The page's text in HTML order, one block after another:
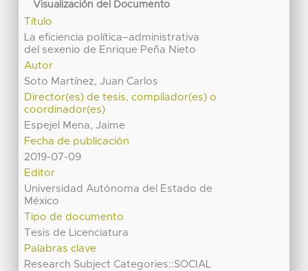
Visualización del Documento
Título
La eficiencia política–administrativa
del sexenio de Enrique Peña Nieto
Autor
Soto Martínez, Juan Carlos
Director(es) de tesis, compilador(es) o
coordinador(es)
Espejel Mena, Jaime
Fecha de publicación
2019-07-09
Editor
Universidad Autónoma del Estado de
México
Tipo de documento
Tesis de Licenciatura
Palabras clave
Research Subject Categories::SOCIAL